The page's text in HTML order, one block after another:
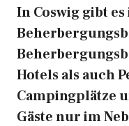
In Coswig gibt es
Hotels als auch
Campingplätze
Gäste nur im